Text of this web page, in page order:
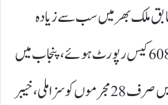
ملک بھر میں سب سے زیادہ
پنجاب میں بچوں پر تشدد کے 6083 کیس رپورٹ ہوئے، پنجاب میں
جنسی زیادتی کے 2506 کیسز میں صرف 28 مجرموں کو سزا ملی، خیبر